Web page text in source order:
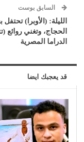
السابق بوست
الليلة: (الأوبرا) تحتفل
الحجاج، وتغني روائع
الدراما المصرية
قد يعجبك ايضا